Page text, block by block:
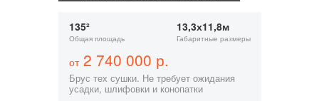
135²
Общая площадь
13,3х11,8м
Габаритные размеры
от2 740 000 р.
Брус тех сушки. Не требует ожидания
усадки, шлифовки и конопатки